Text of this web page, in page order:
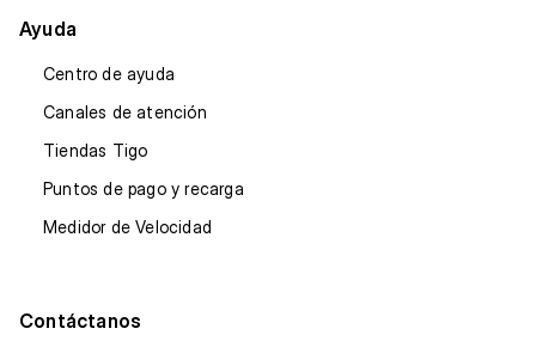
Ayuda
Centro de ayuda
Canales de atención
Tiendas Tigo
Puntos de pago y recarga
Medidor de Velocidad
Contáctanos